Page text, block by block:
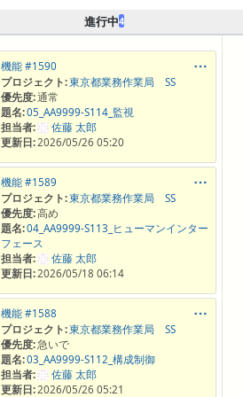
進行中4
機能 #1590
プロジェクト:東京都業務作業局 SS
優先度:通常
題名:05_AA9999-S114_監視
担当者:
佐藤 太郎
更新日:2026/05/26 05:20
機能 #1589
プロジェクト:東京都業務作業局 SS
優先度:高め
題名:04_AA9999-S113_ヒューマンインター
フェース
担当者:
佐藤 太郎
更新日:2026/05/18 06:14
機能 #1588
プロジェクト:東京都業務作業局 SS
優先度:急いで
題名:03_AA9999-S112_構成制御
担当者:
佐藤 太郎
更新日:2026/05/26 05:21